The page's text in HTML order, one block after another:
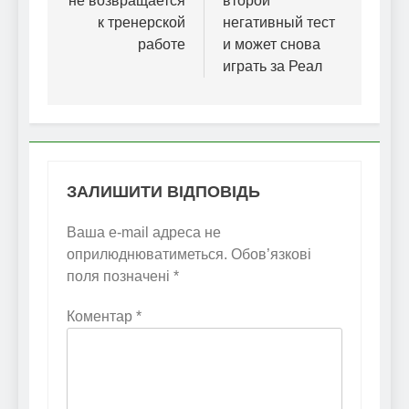
к тренерской
работе
негативный тест
и может снова
играть за Реал
ЗАЛИШИТИ ВІДПОВІДЬ
Ваша e-mail адреса не
оприлюднюватиметься. Обов’язкові
поля позначені *
Коментар *